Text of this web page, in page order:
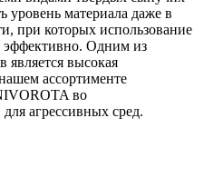
уровень материала даже в
при которых использование
эффективно. Одним из
является высокая
ассортименте
во
агрессивных сред.